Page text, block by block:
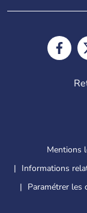
Mentions
Informations
Paramétrer les